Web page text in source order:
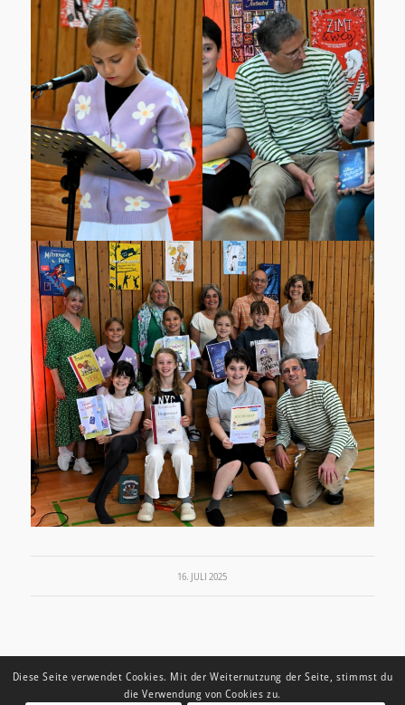
16. JULI 2025
Diese Seite verwendet Cookies. Mit der Weiternutzung der Seite, stimmst du
die Verwendung von Cookies zu.